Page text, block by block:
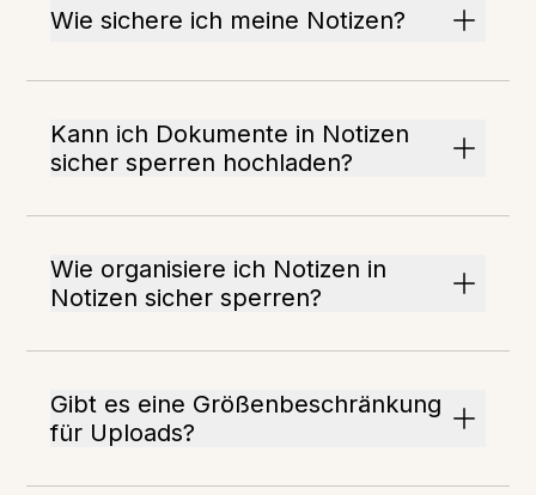
Wie sichere ich meine Notizen?
Kann ich Dokumente in Notizen
sicher sperren hochladen?
Wie organisiere ich Notizen in
Notizen sicher sperren?
Gibt es eine Größenbeschränkung
für Uploads?